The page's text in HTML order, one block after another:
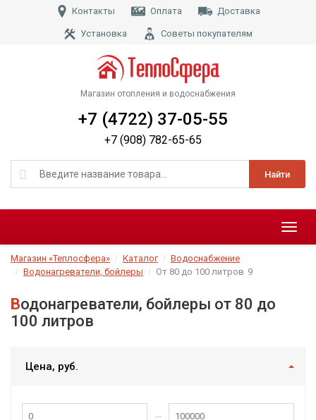
Контакты Оплата Доставка
Установка Советы покупателям
Магазин отопления и водоснабжения
Найти
+7 (4722) 37-05-55
+7 (908) 782-65-65
Меню
Магазин «Теплосфера» Каталог
Водоснабжение
Водонагреватели, бойлеры
От 80 до 100 литров 9
Водонагреватели, бойлеры от 80 до
100 литров
Цена, руб.